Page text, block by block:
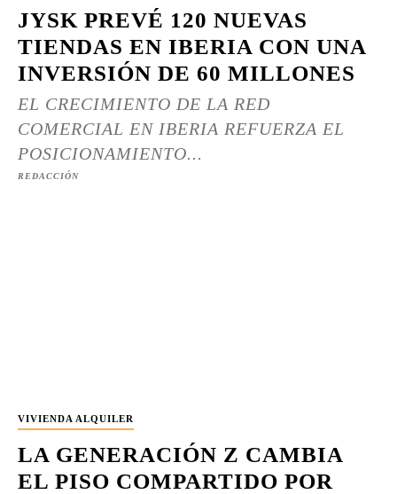
JYSK PREVÉ 120 NUEVAS
TIENDAS EN IBERIA CON UNA
INVERSIÓN DE 60 MILLONES
EL CRECIMIENTO DE LA RED
COMERCIAL EN IBERIA REFUERZA EL
POSICIONAMIENTO...
REDACCIÓN
VIVIENDA ALQUILER
LA GENERACIÓN Z CAMBIA
EL PISO COMPARTIDO POR